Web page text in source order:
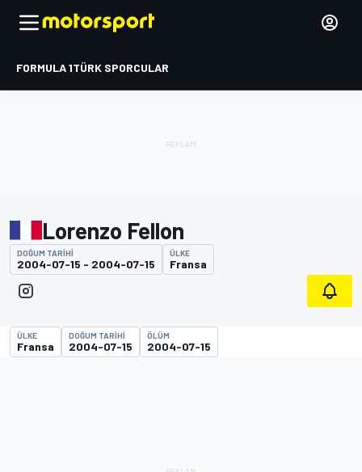
FORMULA 1TÜRK SPORCULAR
Lorenzo Fellon
DOĞUM TARIHI
2004-07-15 - 2004-07-15
ÜLKE
Fransa
ÜLKE
Fransa
DOĞUM TARIHI
2004-07-15
ÖLÜM
2004-07-15